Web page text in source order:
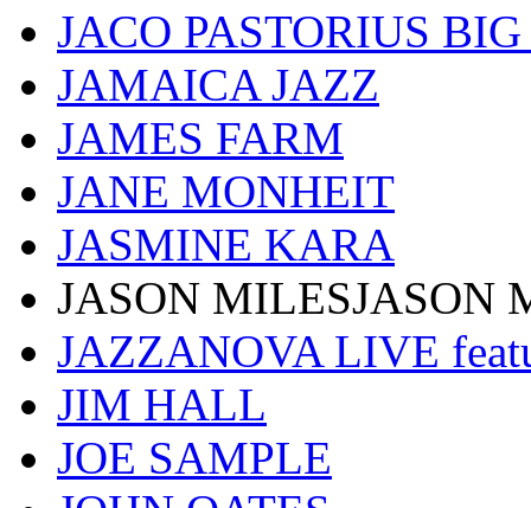
JACO PASTORIUS
JAMAICA JAZZ
JAMES FARM
JANE MONHEIT
JASMINE KARA
JASON MILESJASON
JAZZANOVA LIVE
JIM HALL
JOE SAMPLE